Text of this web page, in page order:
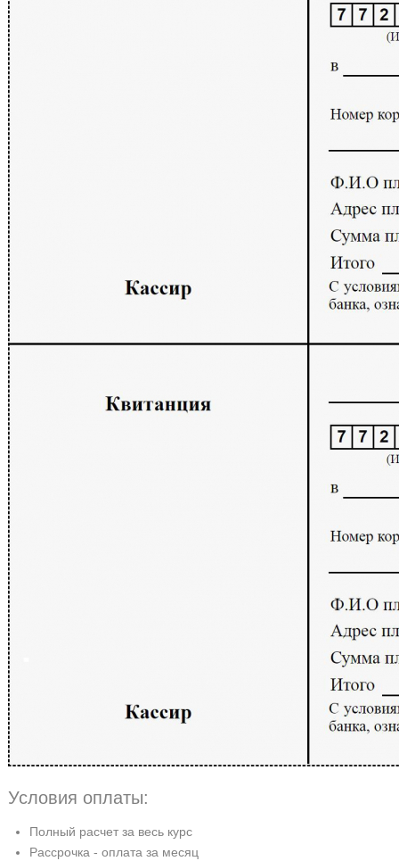
Условия оплаты:
Полный расчет за весь курс
Рассрочка - оплата за месяц